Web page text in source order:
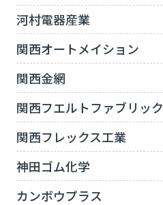
河村電器産業
関西オートメイション
関西金網
関西フエルトファブリック
関西フレックス工業
神田ゴム化学
カンボウプラス